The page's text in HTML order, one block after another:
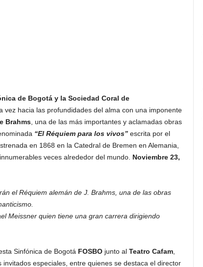
de Bogotá y la Sociedad Coral de
hacia las profundidades del alma con una imponente
Brahms, una de las más importantes y aclamadas obras
“El Réquiem para los vivos”escrita por el
en 1868 en la Catedral de Bremen en Alemania,
veces alrededor del mundo. Noviembre 23,
el Réquiem alemán de J. Brahms, una de las obras
Meissner quien tiene una gran carrera dirigiendo
Sinfónica de Bogotá FOSBOjunto al Teatro Cafam,
especiales, entre quienes se destaca el director